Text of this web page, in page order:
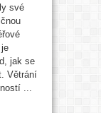
své
jak se
Větrání
...